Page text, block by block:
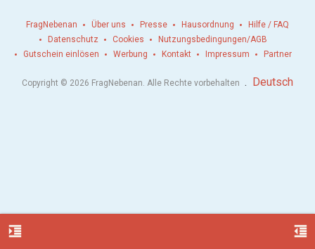
format_indent_increase format_indent_decrease
FragNebenan Über uns Presse Hausordnung
Hilfe / FAQ
Datenschutz
Cookies
Nutzungsbedingungen/AGB
Gutschein einlösen
Werbung Kontakt Impressum Partner
Copyright © 2026 FragNebenan. Alle Rechte vorbehalten . Deutsch